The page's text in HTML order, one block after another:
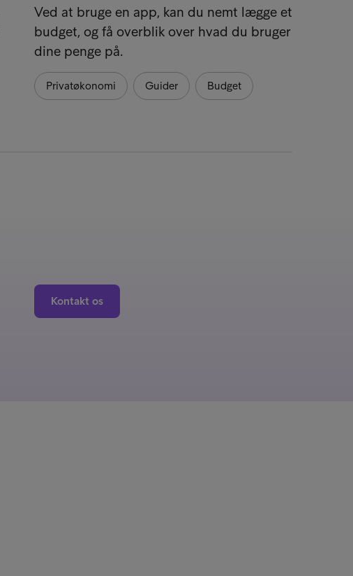
Ved at bruge en app, kan du nemt lægge et
budget, og få overblik over hvad du bruger
dine penge på.
Privatøkonomi Guider Budget
Kontakt os